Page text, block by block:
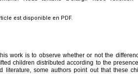
est disponible en PDF.
work is to observe whether or not the
children distributed according to the
literature, some authors point out that these